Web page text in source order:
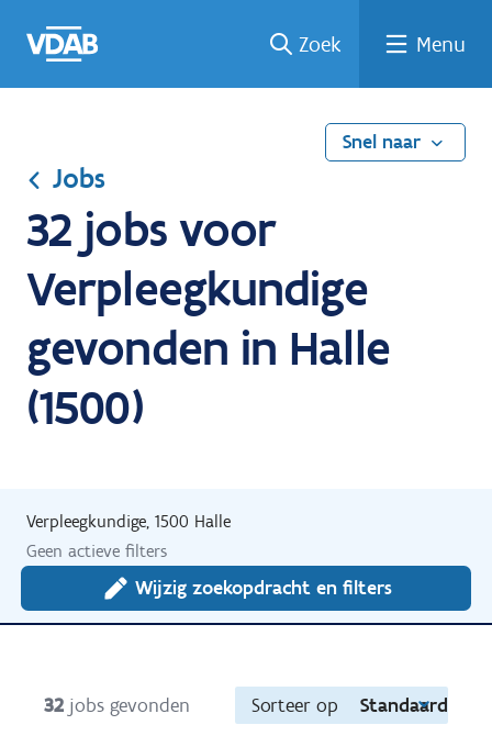
naar
een
een
job
naar
Zoek Menu
Snel naar
Jobs
32 jobs voor
Verpleegkundige
gevonden in Halle
(1500)
Verpleegkundige, 1500 Halle
Geen actieve filters
Wijzig zoekopdracht en filters
32 jobs gevonden Sorteer op Standaard